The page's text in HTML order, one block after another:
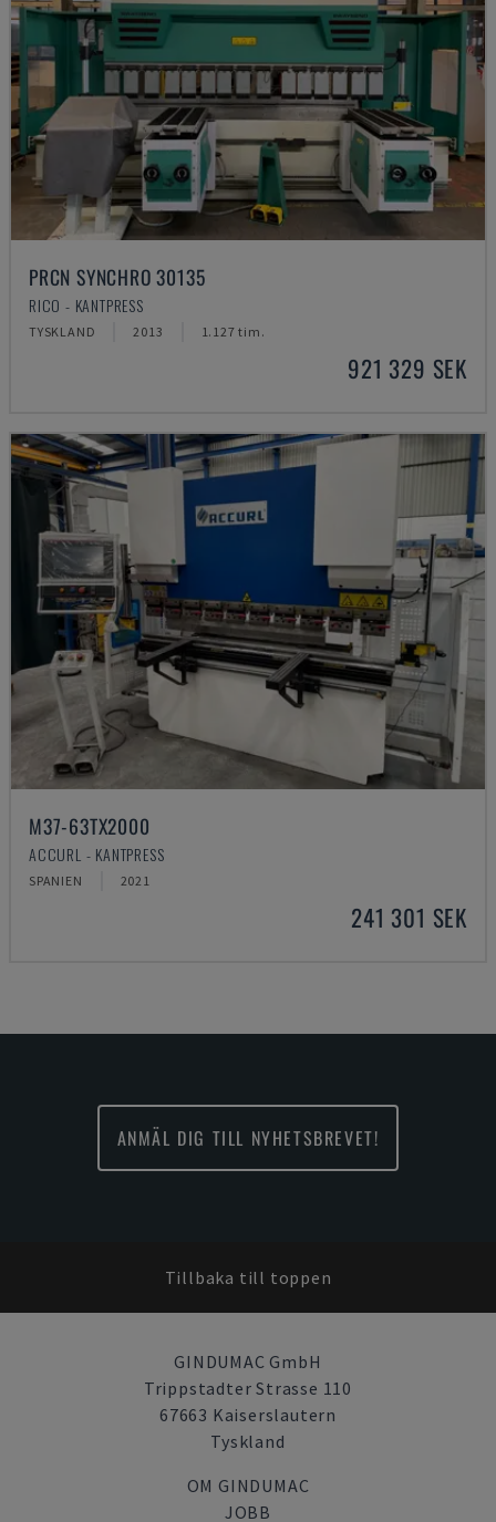
PRCN SYNCHRO 30135
RICO - KANTPRESS
TYSKLAND 2013 1.127 tim.
921 329 SEK
M37-63TX2000
ACCURL - KANTPRESS
SPANIEN 2021
241 301 SEK
ANMÄL DIG TILL NYHETSBREVET!
Tillbaka till toppen
GINDUMAC GmbH
Trippstadter Strasse 110
67663 Kaiserslautern
Tyskland
OM GINDUMAC
JOBB